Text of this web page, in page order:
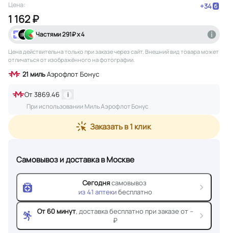
Цена: +34
1 162 ₽
Частями291₽ х 4
Цена действительна только при заказе через сайт. Внешний вид товара может
отличаться от изображённого на фотографии.
21 мильАэрофлот Бонус
От3869.46
i
При использовании Миль Аэрофлот Бонус
Заказать в 1 клик
Самовывоз и доставкав Москве
Сегоднясамовывоз
из 41 аптекибесплатно
От 60 минут, доставкабесплатно при заказе от --
₽